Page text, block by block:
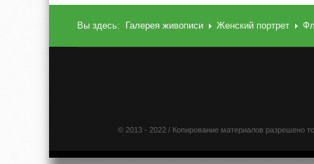
Вы здесь: Галерея живописи Женский портрет
© 2013 - 2022 / Копирование материалов разрешено